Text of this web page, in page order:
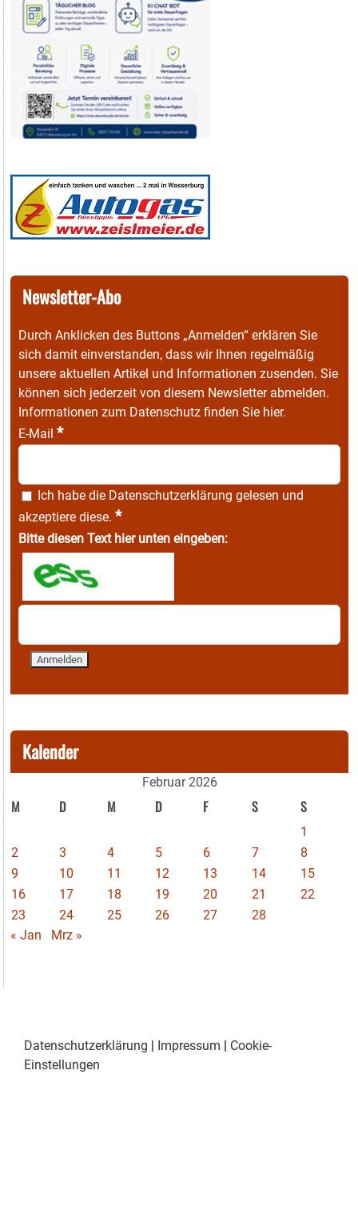
Newsletter-Abo
Durch Anklicken des Buttons „Anmelden“ erklären Sie
sich damit einverstanden, dass wir Ihnen regelmäßig
unsere aktuellen Artikel und Informationen zusenden. Sie
können sich jederzeit von diesem Newsletter abmelden.
Informationen zum Datenschutz finden Sie hier.
E-Mail *
Ich habe die Datenschutzerklärung gelesen und
akzeptiere diese. *
Bitte diesen Text hier unten eingeben:
Kalender
Februar 2026
M D M D F S S
1
2
3 4 5 6 7
8
9
10 11 12 13 14
15
16
17 18 19 20 21
22
23
24 25 26 27
28
« Jan
Mrz »
Datenschutzerklärung | Impressum | Cookie-
Einstellungen